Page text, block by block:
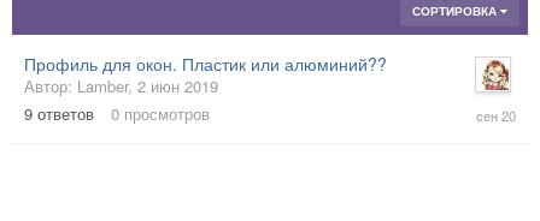
СОРТИРОВКА
Профиль для окон. Пластик или алюминий??
Автор: Lamber, 2 июн 2019
9 ответов 0 просмотров
сен